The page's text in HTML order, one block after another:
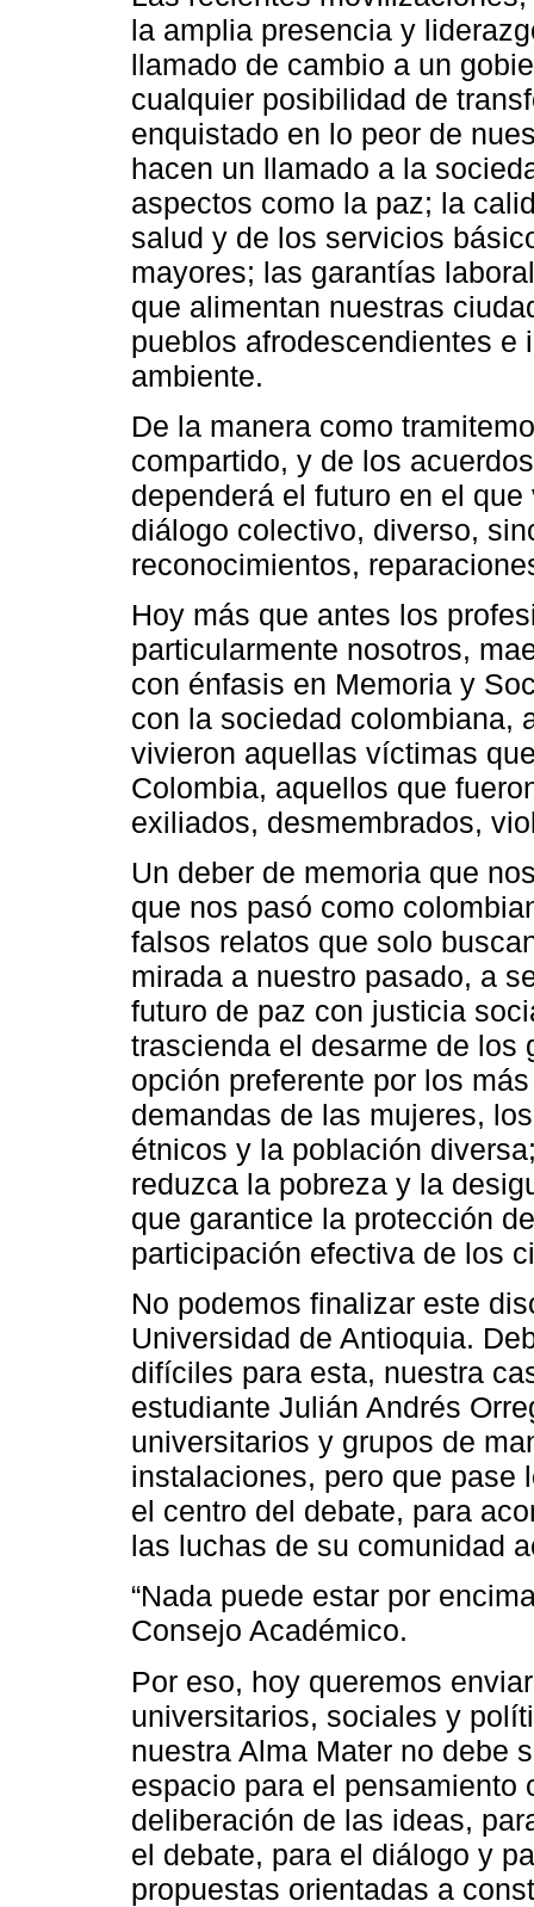
la amplia presencia y
llamado de cambio a un
cualquier posibilidad de
enquistado en lo peor de
hacen un llamado a la
aspectos como la paz; la
salud y de los servicios
mayores; las garantías
que alimentan nuestras
pueblos afrodescendientes
ambiente.
De la manera como
compartido, y de los
dependerá el futuro en el
diálogo colectivo, diverso,
reconocimientos,
Hoy más que antes los
particularmente nosotros,
con énfasis en Memoria y
con la sociedad colombiana,
vivieron aquellas víctimas
Colombia, aquellos que
exiliados, desmembrados,
Un deber de memoria que
que nos pasó como
falsos relatos que solo
mirada a nuestro pasado, a
futuro de paz con justicia
trascienda el desarme de los
opción preferente por los
demandas de las mujeres,
étnicos y la población
reduzca la pobreza y la
que garantice la protección
participación efectiva de los
No podemos finalizar este
Universidad de Antioquia.
difíciles para esta, nuestra
estudiante Julián Andrés
universitarios y grupos de
instalaciones, pero que pase
el centro del debate, para
las luchas de su comunidad
“Nada puede estar por
Consejo Académico.
Por eso, hoy queremos
universitarios, sociales y
nuestra Alma Mater no debe
espacio para el pensamiento
deliberación de las ideas,
el debate, para el diálogo y
propuestas orientadas a